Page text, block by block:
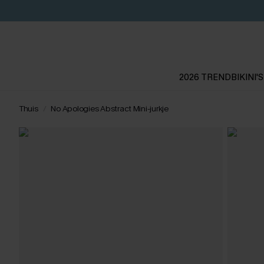
2026 TRENDBIKINI'S
Thuis No Apologies Abstract Mini-jurkje